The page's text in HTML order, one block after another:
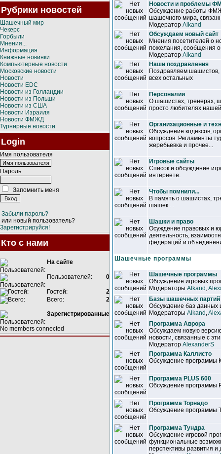
Рубрики новостей
Шашечный мир
Чекерс
Горбыли
Мнения...
Информация
Книжные новинки
Компьютерные новости
Московские новости
Новости
Новости EDC
Новости из Голландии
Новости из Польши
Новости из США
Новости Израиля
Новости ФМЖД
Турнирные новости
Login
Имя пользователя
Пароль
Запомнить меня
Забыли пароль?
или новый пользователь?
Зарегистрируйся!
Кто с нами
На сайте
Пользователей: 0
Гостей:
2
Всего:
2
Зарегистрированные
No members connected
Новости и проблемы
Обсуждение работы
шашечного мира,
Модератор Alkand
Обсуждаем новый сайт
Мнения посетителей о
пожелания, сообщения
Модератор Alkand
Наши поздравления
Поздравляем шашистов,
всех остальных
Персоналии
О шашистах, тренерах,
просто любителях
Организационные и
Обсуждение кодексов,
вопросов. Регламенты
жеребьевка и прочее...
Игровые сайты
Список и обсуждение
интернете.
Чтобы помнили...
В память о шашистах,
шашек ...
Шашки и право
Осуждение правовых и
деятельность,
федераций и
Шашечные программы
Шашечные программы
Обсуждение игровых
Модераторы Alkand ,
Базы шашечных партий
Обсуждение баз
Модераторы Alkand ,
Программа Аврора
Обсуждаем новую
новости, связанные с
Модератор AlexanderS
Программа Каллисто
Обсуждение программы
Программа PLUS 600
Обсуждение программы
Программа Торнадо
Обсуждение программы
Программа Тундра
Обсуждение игровой
функциональные
перспективы развития и